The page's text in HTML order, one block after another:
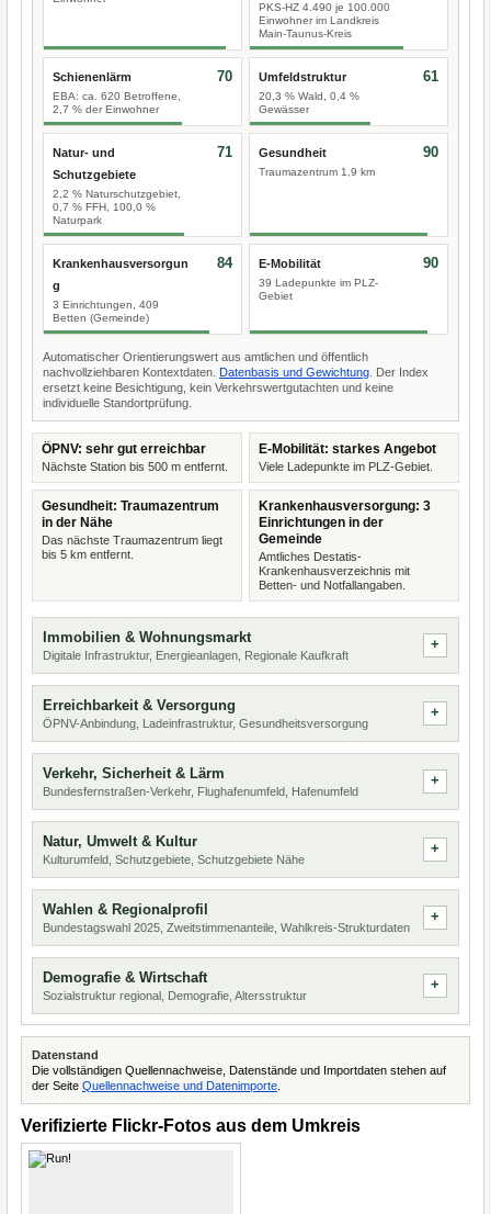
PKS-HZ 4.490 je 100.000
Einwohner im Landkreis
Main-Taunus-Kreis
Schienenlärm
EBA: ca. 620 Betroffene,
2,7 % der Einwohner
70 Umfeldstruktur
20,3 % Wald, 0,4 %
Gewässer
61
Natur- und
Schutzgebiete
2,2 % Naturschutzgebiet,
0,7 % FFH, 100,0 %
Naturpark
71 Gesundheit
Traumazentrum 1,9 km
90
Krankenhausversorgun
g
3 Einrichtungen, 409
Betten (Gemeinde)
84 E-Mobilität
39 Ladepunkte im PLZ-
Gebiet
90
Automatischer Orientierungswert aus amtlichen und öffentlich
nachvollziehbaren Kontextdaten. Datenbasis und Gewichtung . Der Index
ersetzt keine Besichtigung, kein Verkehrswertgutachten und keine
individuelle Standortprüfung.
ÖPNV: sehr gut erreichbar
Nächste Station bis 500 m entfernt.
E-Mobilität: starkes Angebot
Viele Ladepunkte im PLZ-Gebiet.
Gesundheit: Traumazentrum
in der Nähe
Das nächste Traumazentrum liegt
bis 5 km entfernt.
Krankenhausversorgung: 3
Einrichtungen in der
Gemeinde
Amtliches Destatis-
Krankenhausverzeichnis mit
Betten- und Notfallangaben.
Immobilien & Wohnungsmarkt
Digitale Infrastruktur, Energieanlagen, Regionale Kaufkraft
Erreichbarkeit & Versorgung
ÖPNV-Anbindung, Ladeinfrastruktur, Gesundheitsversorgung
Verkehr, Sicherheit & Lärm
Bundesfernstraßen-Verkehr, Flughafenumfeld, Hafenumfeld
Natur, Umwelt & Kultur
Kulturumfeld, Schutzgebiete, Schutzgebiete Nähe
Wahlen & Regionalprofil
Bundestagswahl 2025, Zweitstimmenanteile, Wahlkreis-Strukturdaten
Demografie & Wirtschaft
Sozialstruktur regional, Demografie, Altersstruktur
Datenstand
Die vollständigen Quellennachweise, Datenstände und Importdaten stehen auf
der Seite Quellennachweise und Datenimporte
Verifizierte Flickr-Fotos aus dem Umkreis